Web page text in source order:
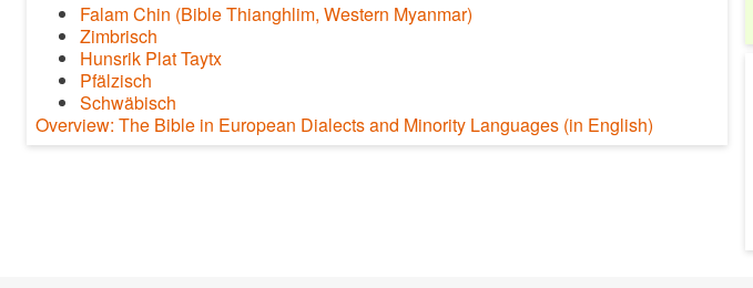
Falam Chin (Bible Thianghlim, Western Myanmar)
Zimbrisch
Hunsrik Plat Taytx
Pfälzisch
Schwäbisch
Overview: The Bible in European Dialects and Minority Languages (in English)